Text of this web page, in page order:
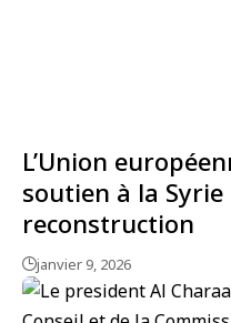
L’Union
soutien à la
reconstruction
janvier 9, 2026